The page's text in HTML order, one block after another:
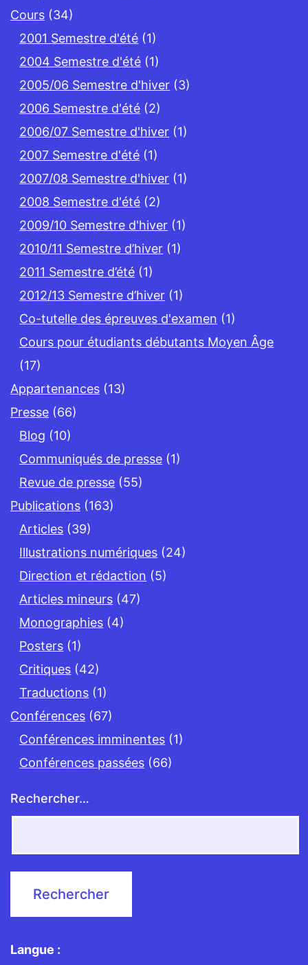
Cours (34)
2001 Semestre d'été (1)
2004 Semestre d'été (1)
2005/06 Semestre d'hiver (3)
2006 Semestre d'été (2)
2006/07 Semestre d'hiver (1)
2007 Semestre d'été (1)
2007/08 Semestre d'hiver (1)
2008 Semestre d'été (2)
2009/10 Semestre d'hiver (1)
2010/11 Semestre d’hiver (1)
2011 Semestre d’été (1)
2012/13 Semestre d’hiver (1)
Co-tutelle des épreuves d'examen (1)
Cours pour étudiants débutants Moyen Âge
(17)
Appartenances (13)
Presse (66)
Blog (10)
Communiqués de presse (1)
Revue de presse (55)
Publications (163)
Articles (39)
Illustrations numériques (24)
Direction et rédaction (5)
Articles mineurs (47)
Monographies (4)
Posters (1)
Critiques (42)
Traductions (1)
Conférences (67)
Conférences imminentes (1)
Conférences passées (66)
Rechercher…
Langue :